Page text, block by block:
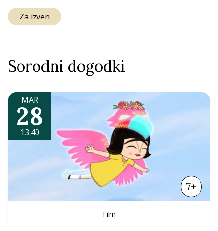
Za izven
Sorodni dogodki
MAR
28
13.40
7+
Film